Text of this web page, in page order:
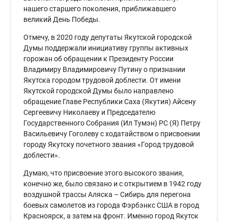
нашего старшего поколения, приближавшего
великий День Победы.
Отмечу, в 2020 году депутаты Якутской городской
Думы поддержали инициативу группы активных
горожан об обращении к Президенту России
Владимиру Владимировичу Путину о признании
Якутска городом трудовой доблести. От имени
Якутской городской Думы было направлено
обращение Главе Республики Саха (Якутия) Айсену
Сергеевичу Николаеву и Председателю
Государственного Собрания (Ил Тумэн) РС (Я) Петру
Васильевичу Гоголеву с ходатайством о присвоении
городу Якутску почетного звания «Город трудовой
доблести».
Думаю, что присвоение этого высокого звания,
конечно же, было связано и с открытием в 1942 году
воздушной трассы Аляска – Сибирь для перегона
боевых самолетов из города Фэрбэнкс США в город
Красноярск, а затем на фронт. Именно город Якутск